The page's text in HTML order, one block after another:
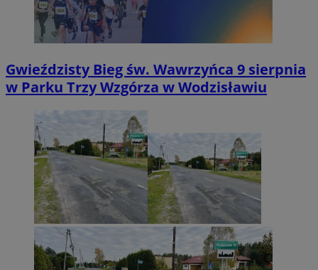
Gwieździsty Bieg św. Wawrzyńca 9 sierpnia
w Parku Trzy Wzgórza w Wodzisławiu